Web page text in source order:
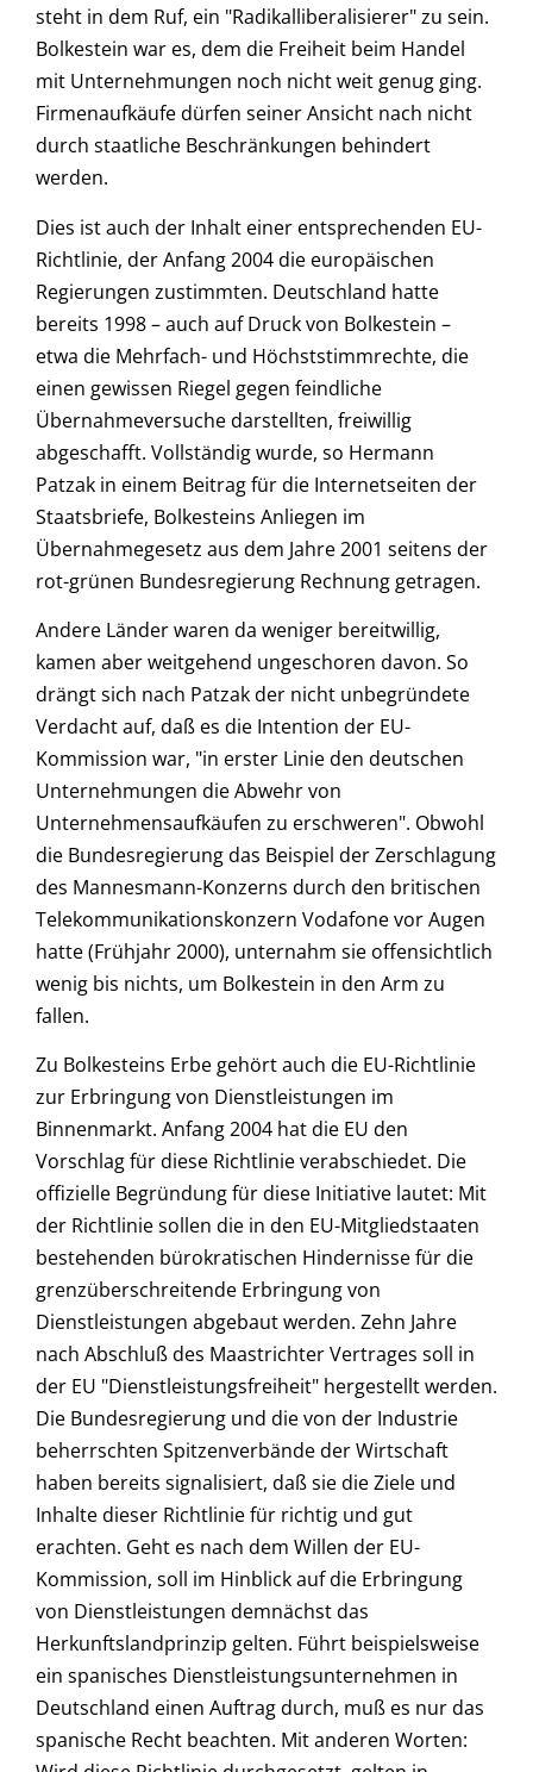
steht in dem Ruf, ein "Radikalliberalisierer" zu sein.
Bolkestein war es, dem die Freiheit beim Handel
mit Unternehmungen noch nicht weit genug ging.
Firmenaufkäufe dürfen seiner Ansicht nach nicht
durch staatliche Beschränkungen behindert
werden.
Dies ist auch der Inhalt einer entsprechenden EU-
Richtlinie, der Anfang 2004 die europäischen
Regierungen zustimmten. Deutschland hatte
bereits 1998 – auch auf Druck von Bolkestein –
etwa die Mehrfach- und Höchststimmrechte, die
einen gewissen Riegel gegen feindliche
Übernahmeversuche darstellten, freiwillig
abgeschafft. Vollständig wurde, so Hermann
Patzak in einem Beitrag für die Internetseiten der
Staatsbriefe, Bolkesteins Anliegen im
Übernahmegesetz aus dem Jahre 2001 seitens der
rot-grünen Bundesregierung Rechnung getragen.
Andere Länder waren da weniger bereitwillig,
kamen aber weitgehend ungeschoren davon. So
drängt sich nach Patzak der nicht unbegründete
Verdacht auf, daß es die Intention der EU-
Kommission war, "in erster Linie den deutschen
Unternehmungen die Abwehr von
Unternehmensaufkäufen zu erschweren". Obwohl
die Bundesregierung das Beispiel der Zerschlagung
des Mannesmann-Konzerns durch den britischen
Telekommunikationskonzern Vodafone vor Augen
hatte (Frühjahr 2000), unternahm sie offensichtlich
wenig bis nichts, um Bolkestein in den Arm zu
fallen.
Zu Bolkesteins Erbe gehört auch die EU-Richtlinie
zur Erbringung von Dienstleistungen im
Binnenmarkt. Anfang 2004 hat die EU den
Vorschlag für diese Richtlinie verabschiedet. Die
offizielle Begründung für diese Initiative lautet: Mit
der Richtlinie sollen die in den EU-Mitgliedstaaten
bestehenden bürokratischen Hindernisse für die
grenzüberschreitende Erbringung von
Dienstleistungen abgebaut werden. Zehn Jahre
nach Abschluß des Maastrichter Vertrages soll in
der EU "Dienstleistungsfreiheit" hergestellt werden.
Die Bundesregierung und die von der Industrie
beherrschten Spitzenverbände der Wirtschaft
haben bereits signalisiert, daß sie die Ziele und
Inhalte dieser Richtlinie für richtig und gut
erachten. Geht es nach dem Willen der EU-
Kommission, soll im Hinblick auf die Erbringung
von Dienstleistungen demnächst das
Herkunftslandprinzip gelten. Führt beispielsweise
ein spanisches Dienstleistungsunternehmen in
Deutschland einen Auftrag durch, muß es nur das
spanische Recht beachten. Mit anderen Worten: